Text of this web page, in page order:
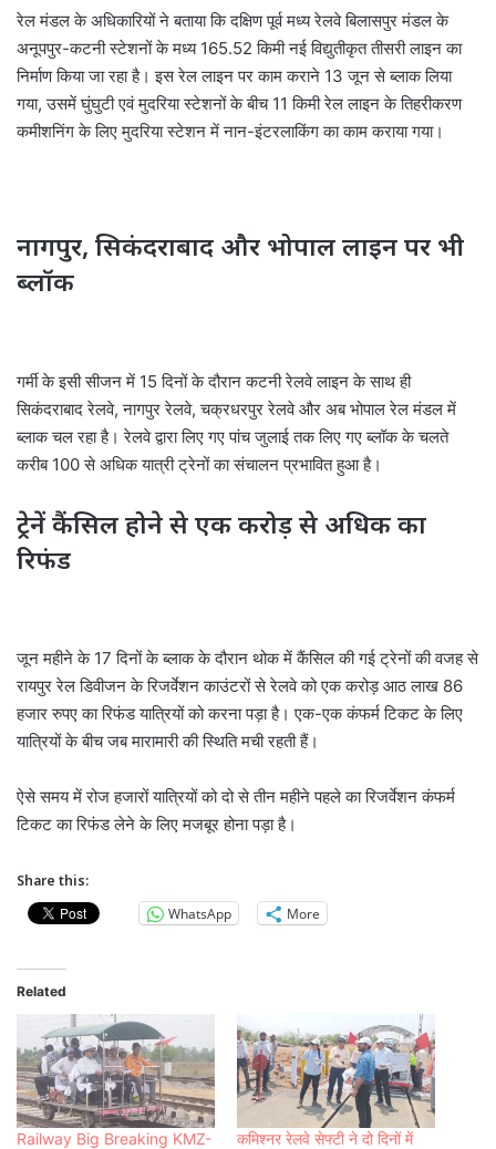
रेल मंडल के अधिकारियों ने बताया कि दक्षिण पूर्व मध्य रेलवे बिलासपुर मंडल के
अनूपपुर-कटनी स्टेशनों के मध्य 165.52 किमी नई विद्युतीकृत तीसरी लाइन का
निर्माण किया जा रहा है। इस रेल लाइन पर काम कराने 13 जून से ब्लाक लिया
गया, उसमें घुंघुटी एवं मुदरिया स्टेशनों के बीच 11 किमी रेल लाइन के तिहरीकरण
कमीशनिंग के लिए मुदरिया स्टेशन में नान-इंटरलाकिंग का काम कराया गया।
नागपुर, सिकंदराबाद और भोपाल लाइन पर भी
ब्‍लॉक
गर्मी के इसी सीजन में 15 दिनों के दौरान कटनी रेलवे लाइन के साथ ही
सिकंदराबाद रेलवे, नागपुर रेलवे, चक्रधरपुर रेलवे और अब भोपाल रेल मंडल में
ब्लाक चल रहा है। रेलवे द्वारा लिए गए पांच जुलाई तक लिए गए ब्‍लॉक के चलते
करीब 100 से अधिक यात्री ट्रेनों का संचालन प्रभावित हुआ है।
ट्रेनें कैंसिल होने से एक करोड़ से अधिक का
रिफंड
जून महीने के 17 दिनों के ब्लाक के दौरान थोक में कैंसिल की गई ट्रेनों की वजह से
रायपुर रेल डिवीजन के रिजर्वेशन काउंटरों से रेलवे को एक करोड़ आठ लाख 86
हजार रुपए का रिफंड यात्रियों को करना पड़ा है। एक-एक कंफर्म टिकट के लिए
यात्रियों के बीच जब मारामारी की स्थिति मची रहती हैं।
ऐसे समय में रोज हजारों यात्रियों को दो से तीन महीने पहले का रिजर्वेशन कंफर्म
टिकट का रिफंड लेने के लिए मजबूर होना पड़ा है।
Share this:
WhatsApp
More
Related
Railway Big Breaking KMZ-
कमिश्नर रेलवे सेफ्टी ने दो दिनों में